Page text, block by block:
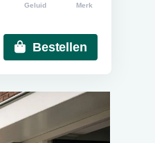
Geluid Merk
Bestellen